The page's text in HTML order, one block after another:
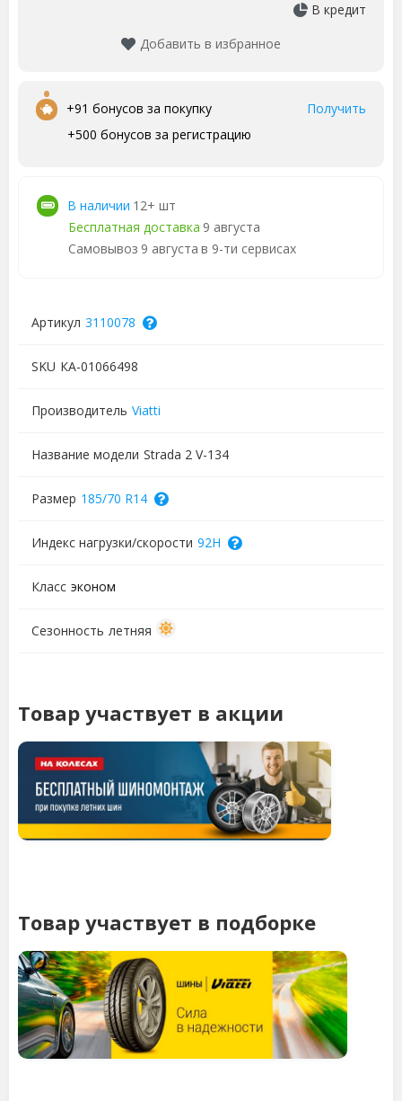
В кредит
Добавить в избранное
• +91 бонусов за покупку
Получить
+500 бонусов за регистрацию
В наличии 12+ шт
Бесплатная доставка 9 августа
Самовывоз 9 августа в 9-ти сервисах
Артикул 3110078
SKU КА-01066498
Производитель Viatti
Название модели Strada 2 V-134
Размер 185/70 R14
Индекс нагрузки/скорости 92H
Класс эконом
Сезонность летняя
Товар участвует в акции
Товар участвует в подборке